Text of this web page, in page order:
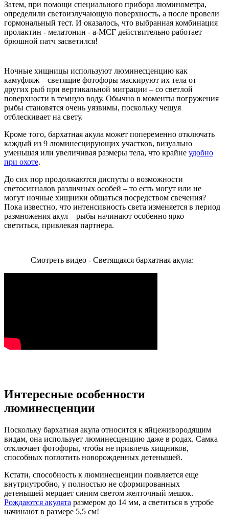
Затем, при помощи специального прибора люминометра,
определили светоизлучающую поверхность, а после провели
гормональный тест. И оказалось, что выбранная комбинация
пролактин - мелатонин - a-МСГ действительно работает –
брюшной патч засветился!
Ночные хищницы используют люминесценцию как
камуфляж – светящие фотофоры маскируют их тела от
других рыб при вертикальной миграции – со светлой
поверхности в темную воду. Обычно в моменты погружения
рыбы становятся очень уязвимы, поскольку чешуя
отблескивает на свету.
Кроме того, бархатная акула может попеременно отключать
каждый из 9 люминесцирующих участков, визуально
уменьшая или увеличивая размеры тела, что крайне удобно
при охоте.
До сих пор продолжаются диспуты о возможности
светосигналов различных особей – то есть могут или не
могут ночные хищники общаться посредством свечения?
Пока известно, что интенсивность света изменяется в период
размножения акул – рыбы начинают особенно ярко
светиться, привлекая партнера.
Смотреть видео - Светящаяся бархатная акула:
Интересные особенности
люминесценции
Поскольку бархатная акула относится к яйцеживородящим
видам, она использует люминесценцию даже в родах. Самка
отключает фотофоры, чтобы не привлечь хищников,
способных поглотить новорожденных детенышей.
Кстати, способность к люминесценции появляется еще
внутриутробно, у полностью не сформированных
детенышей мерцает синим светом желточный мешок.
Рождаются акулята размером до 14 мм, а светиться в утробе
начинают в размере 5,5 см!